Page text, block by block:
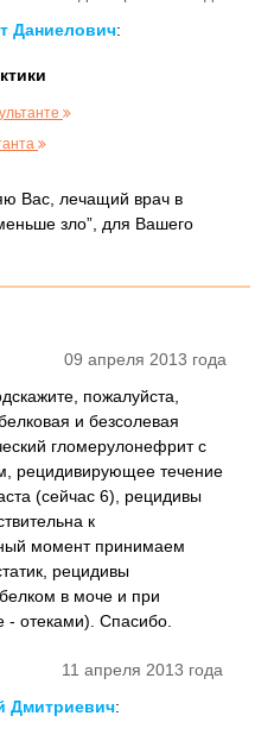
Даниелович:
Вас, лечащий врач в
зло”, для Вашего
09 апреля 2013 года
пожалуйста,
и безсолевая
гломерулонефрит с
рецидивирующее течение
(сейчас 6), рецидивы
к
момент принимаем
рецидивы
в моче и при
- отеками). Спасибо.
11 апреля 2013 года
Дмитриевич: